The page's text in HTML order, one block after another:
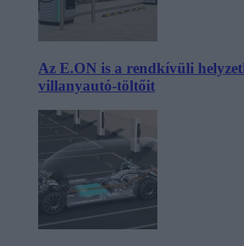
Az E.ON is a rendkívüli
villanyautó-töltőit